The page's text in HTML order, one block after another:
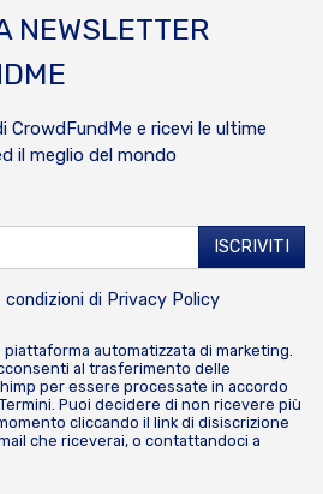
NEWSLETTER
CrowdFundMe e ricevi le ultime
il meglio del mondo
di Privacy Policy
piattaforma automatizzata di marketing.
al trasferimento delle
per essere processate in accordo
Termini. Puoi decidere di non ricevere più
cliccando il link di disiscrizione
che riceverai, o contattandoci a